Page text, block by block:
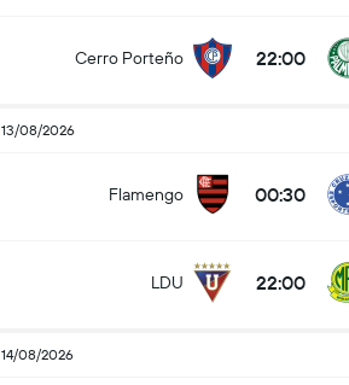
22:00
Cerro Porteño
13/08/2026
00:30
Flamengo
22:00
LDU
14/08/2026